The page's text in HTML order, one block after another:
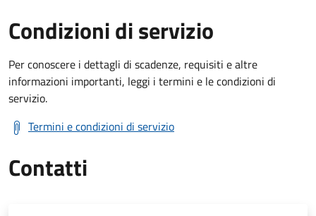
Condizioni di servizio
Per conoscere i dettagli di scadenze, requisiti e altre
informazioni importanti, leggi i termini e le condizioni di
servizio.
Termini e condizioni di servizio
Contatti